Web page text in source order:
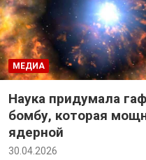
МЕДИА
Наука придумала
бомбу, которая
ядерной
30.04.2026